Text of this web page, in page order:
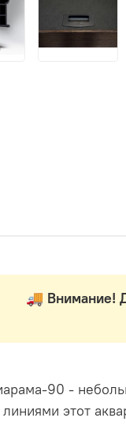
🚚 Внимание!
-90 -
линиями этот